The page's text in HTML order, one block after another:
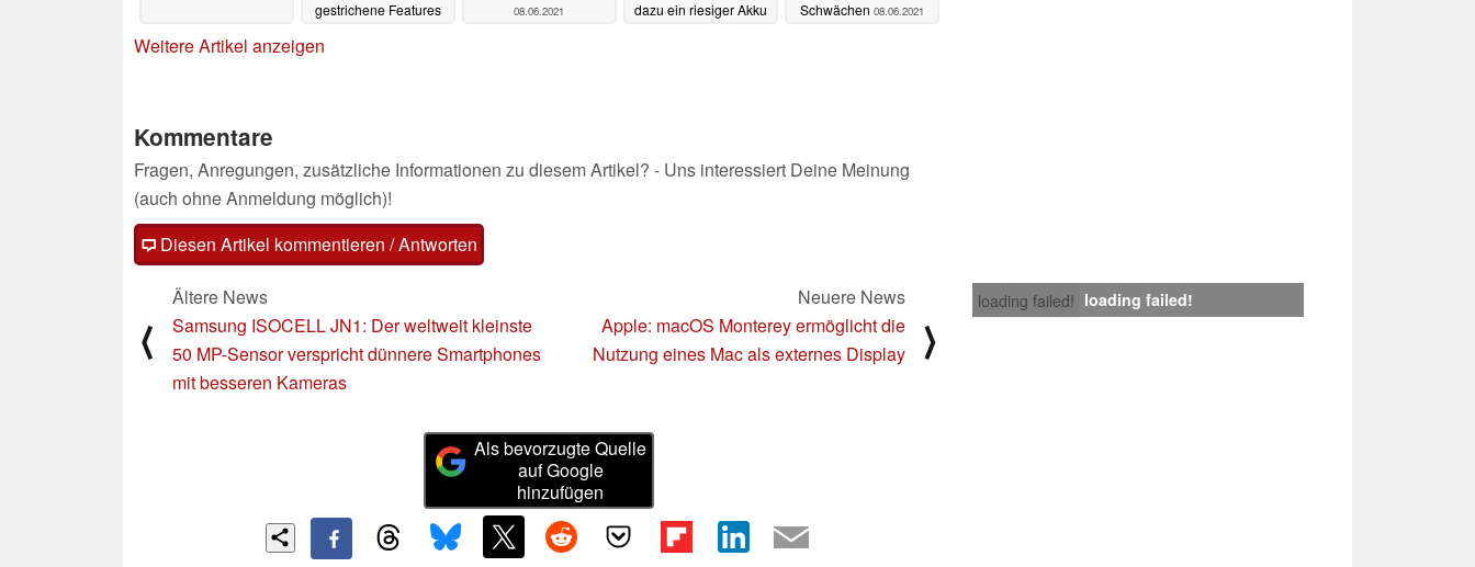
gestrichene Features
08.06.2021
dazu ein riesiger Akku
Schwächen 08.06.2021
Weitere Artikel anzeigen
Kommentare
Fragen, Anregungen, zusätzliche Informationen zu diesem Artikel? - Uns interessiert Deine Meinung
(auch ohne Anmeldung möglich)!
Diesen Artikel kommentieren / Antworten
loading failed! loading failed!
⟨
Ältere News
Samsung ISOCELL JN1: Der weltweit kleinste
50 MP-Sensor verspricht dünnere Smartphones
mit besseren Kameras
Neuere News
Apple: macOS Monterey ermöglicht die
Nutzung eines Mac als externes Display
⟩
Als bevorzugte Quelle
auf Google
hinzufügen